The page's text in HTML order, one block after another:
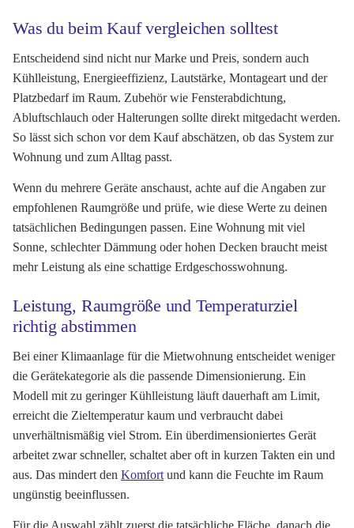
Was du beim Kauf vergleichen solltest
Entscheidend sind nicht nur Marke und Preis, sondern auch
Kühlleistung, Energieeffizienz, Lautstärke, Montageart und der
Platzbedarf im Raum. Zubehör wie Fensterabdichtung,
Abluftschlauch oder Halterungen sollte direkt mitgedacht werden.
So lässt sich schon vor dem Kauf abschätzen, ob das System zur
Wohnung und zum Alltag passt.
Wenn du mehrere Geräte anschaust, achte auf die Angaben zur
empfohlenen Raumgröße und prüfe, wie diese Werte zu deinen
tatsächlichen Bedingungen passen. Eine Wohnung mit viel
Sonne, schlechter Dämmung oder hohen Decken braucht meist
mehr Leistung als eine schattige Erdgeschosswohnung.
Leistung, Raumgröße und Temperaturziel
richtig abstimmen
Bei einer Klimaanlage für die Mietwohnung entscheidet weniger
die Gerätekategorie als die passende Dimensionierung. Ein
Modell mit zu geringer Kühlleistung läuft dauerhaft am Limit,
erreicht die Zieltemperatur kaum und verbraucht dabei
unverhältnismäßig viel Strom. Ein überdimensioniertes Gerät
arbeitet zwar schneller, schaltet aber oft in kurzen Takten ein und
aus. Das mindert den Komfort und kann die Feuchte im Raum
ungünstig beeinflussen.
Für die Auswahl zählt zuerst die tatsächliche Fläche, danach die